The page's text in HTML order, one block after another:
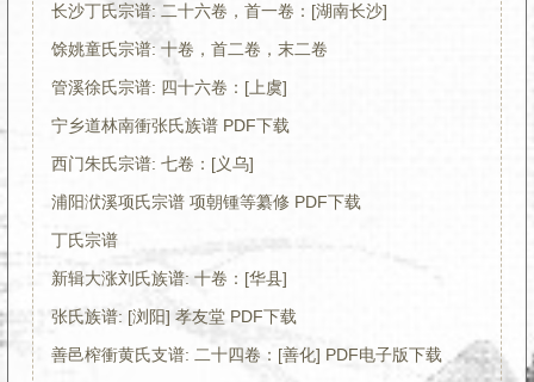
长沙丁氏宗谱: 二十六卷，首一卷：[湖南长沙]
馀姚童氏宗谱: 十卷，首二卷，末二卷
管溪徐氏宗谱: 四十六卷：[上虞]
宁乡道林南衝张氏族谱 PDF下载
西门朱氏宗谱: 七卷：[义乌]
浦阳洑溪项氏宗谱 项朝锺等纂修 PDF下载
丁氏宗谱
新辑大涨刘氏族谱: 十卷：[华县]
张氏族谱: [浏阳] 孝友堂 PDF下载
善邑榨衝黄氏支谱: 二十四卷：[善化] PDF电子版下载